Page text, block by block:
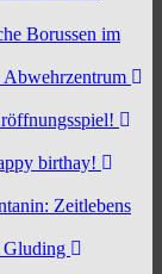
Borussen im
Abwehrzentrum
birthay!
Zeitlebens
Gluding